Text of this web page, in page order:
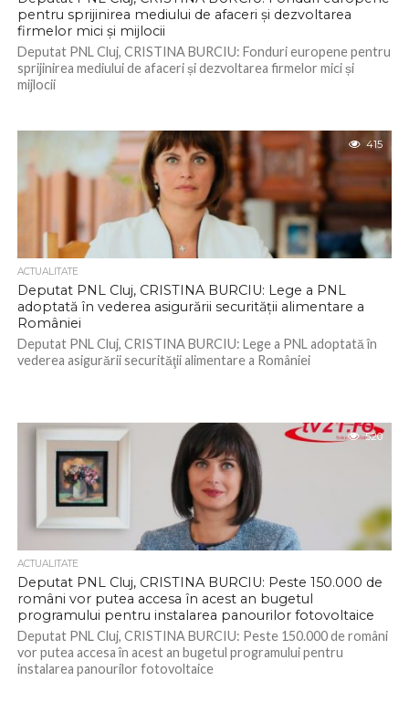
pentru sprijinirea mediului de afaceri și dezvoltarea
firmelor mici și mijlocii
Deputat PNL Cluj, CRISTINA BURCIU: Fonduri europene pentru
sprijinirea mediului de afaceri și dezvoltarea firmelor mici și
mijlocii
415
ACTUALITATE
Deputat PNL Cluj, CRISTINA BURCIU: Lege a PNL
adoptată în vederea asigurării securităţii alimentare a
României
Deputat PNL Cluj, CRISTINA BURCIU: Lege a PNL adoptată în
vederea asigurării securităţii alimentare a României
520
ACTUALITATE
Deputat PNL Cluj, CRISTINA BURCIU: Peste 150.000 de
români vor putea accesa în acest an bugetul
programului pentru instalarea panourilor fotovoltaice
Deputat PNL Cluj, CRISTINA BURCIU: Peste 150.000 de români
vor putea accesa în acest an bugetul programului pentru
instalarea panourilor fotovoltaice